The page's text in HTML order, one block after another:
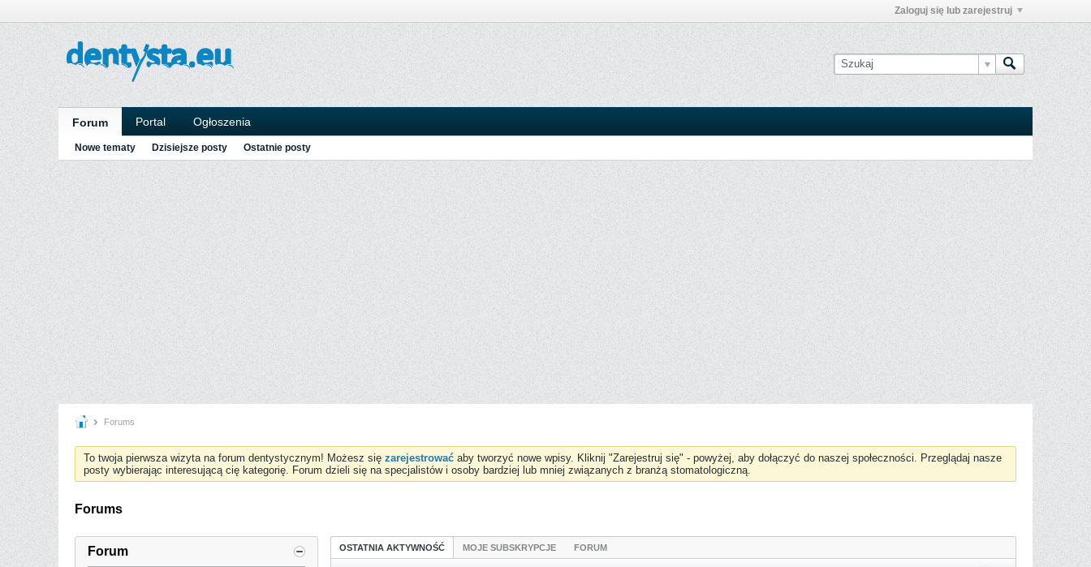
Zaloguj się lub zarejestruj
Forum Portal Ogłoszenia
Nowe tematy Dzisiejsze posty Ostatnie posty
Forums
To twoja pierwsza wizyta na forum dentystycznym! Możesz się zarejestrować aby tworzyć nowe wpisy. Kliknij "Zarejestruj się" - powyżej, aby dołączyć do naszej społeczności. Przeglądaj nasze
posty wybierając interesującą cię kategorię. Forum dzieli się na specjalistów i osoby bardziej lub mniej związanych z branżą stomatologiczną.
Forums
OSTATNIA AKTYWNOŚĆ MOJE SUBSKRYPCJE FORUM
Forum